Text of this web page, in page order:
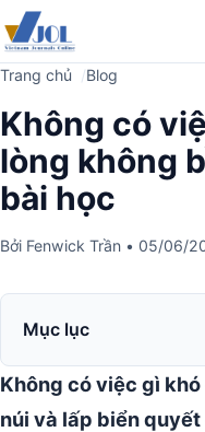
Trang chủ Blog
Không có
lòng không
bài học
Bởi Fenwick Trần • 05/06/
Mục lục
Không có việc gì
núi và lấp biển